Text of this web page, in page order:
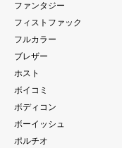
ファンタジー
フィストファック
フルカラー
ブレザー
ホスト
ボイコミ
ボディコン
ボーイッシュ
ポルチオ